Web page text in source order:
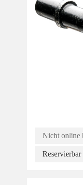
Nicht online
Reservierbar